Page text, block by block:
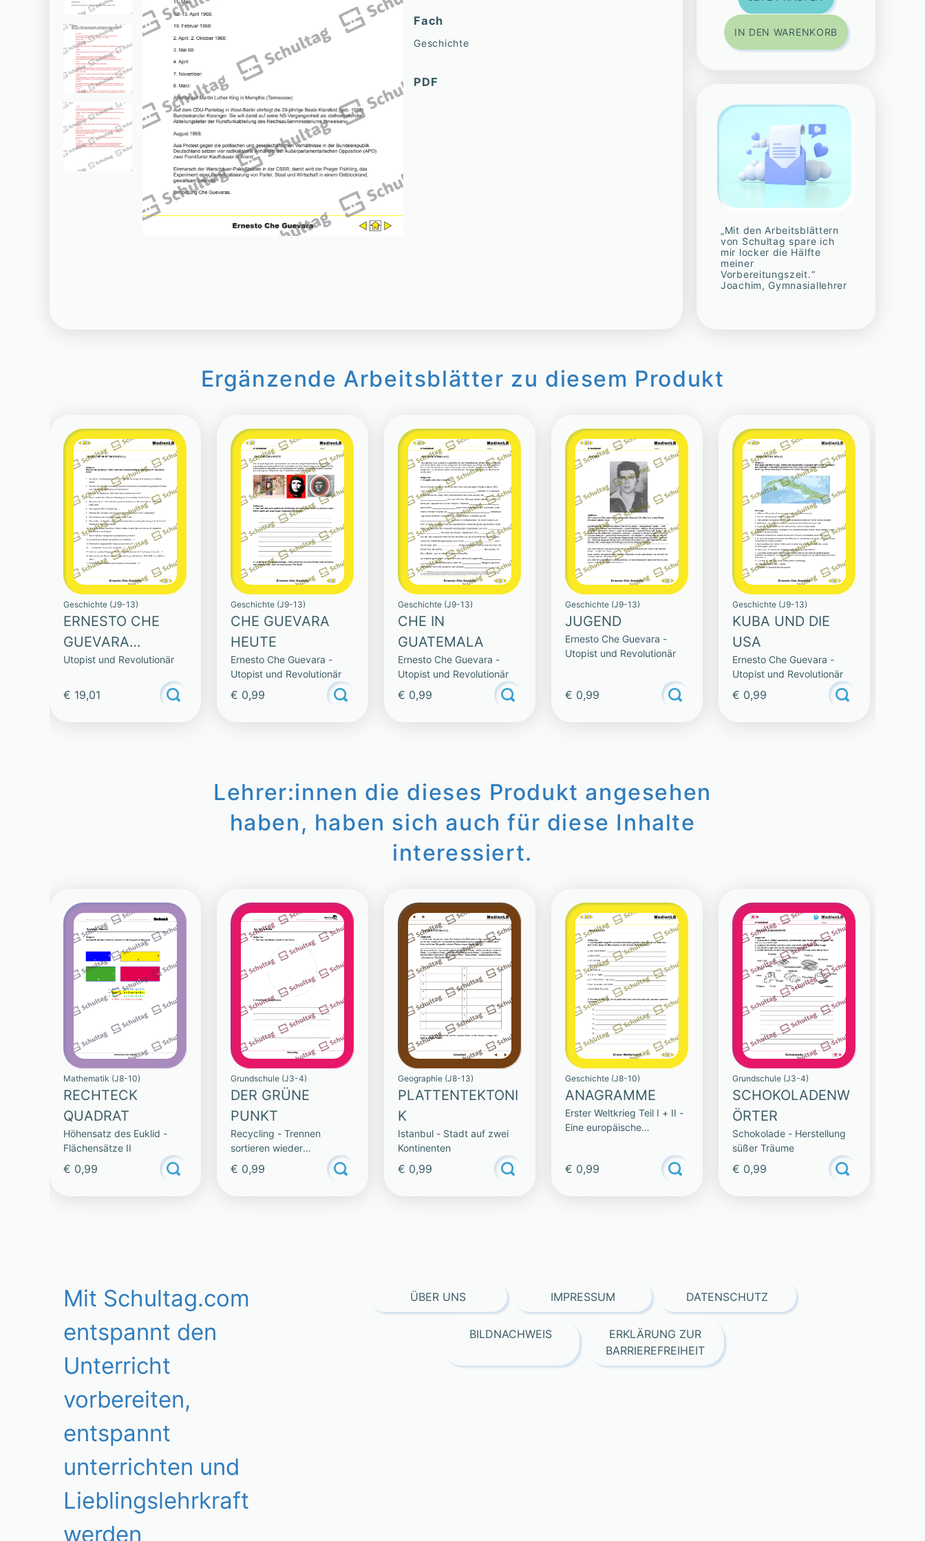
Fach
Geschichte
PDF
IN DEN WARENKORB
„Mit den Arbeitsblättern
von Schultag spare ich
mir locker die Hälfte
meiner
Vorbereitungszeit.“
Joachim, Gymnasiallehrer
Ergänzende Arbeitsblätter zu diesem Produkt
Geschichte (J9-13)
ERNESTO CHE
GUEVARA
(SAMMLUNG)
Utopist und Revolutionär
€ 19,01
Geschichte (J9-13)
CHE GUEVARA
HEUTE
Ernesto Che Guevara -
Utopist und Revolutionär
€ 0,99
Geschichte (J9-13)
CHE IN
GUATEMALA
Ernesto Che Guevara -
Utopist und Revolutionär
€ 0,99
Geschichte (J9-13)
JUGEND
Ernesto Che Guevara -
Utopist und Revolutionär
€ 0,99
Geschichte (J9-13)
KUBA UND DIE
USA
Ernesto Che Guevara -
Utopist und Revolutionär
€ 0,99
Lehrer:innen die dieses Produkt angesehen
haben, haben sich auch für diese Inhalte
interessiert.
Mathematik (J8-10)
RECHTECK
QUADRAT
Höhensatz des Euklid -
Flächensätze II
€ 0,99
Grundschule (J3-4)
DER GRÜNE
PUNKT
Recycling - Trennen
sortieren wieder
verwenden
€ 0,99
Geographie (J8-13)
PLATTENTEKTONI
K
Istanbul - Stadt auf zwei
Kontinenten
€ 0,99
Geschichte (J8-10)
ANAGRAMME
Erster Weltkrieg Teil I + II -
Eine europäische
€ 0,99
Grundschule (J3-4)
SCHOKOLADENW
ÖRTER
Schokolade - Herstellung
süßer Träume
€ 0,99
Mit Schultag.com
entspannt den
Unterricht
vorbereiten,
entspannt
unterrichten und
Lieblingslehrkraft
werden
ÜBER UNS IMPRESSUM DATENSCHUTZ
BILDNACHWEIS
ERKLÄRUNG ZUR
BARRIEREFREIHEIT